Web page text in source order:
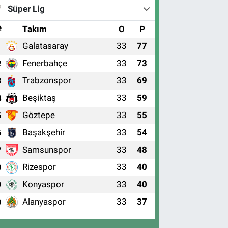
Süper Lig
Takım O P
Galatasaray 33 77
Fenerbahçe 33 73
Trabzonspor 33 69
Beşiktaş 33 59
Göztepe 33 55
Başakşehir 33 54
Samsunspor 33 48
Rizespor 33 40
Konyaspor 33 40
Alanyaspor 33 37